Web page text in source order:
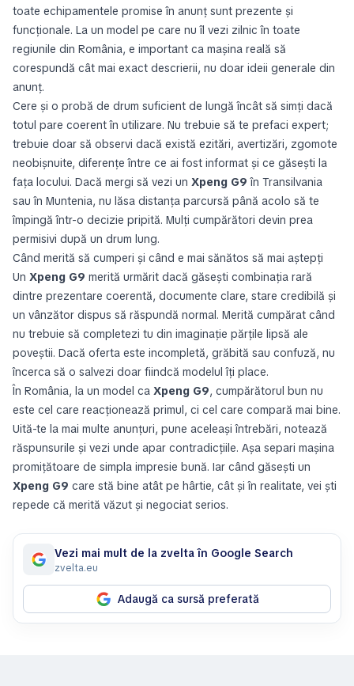
toate echipamentele promise în anunț sunt prezente și
funcționale. La un model pe care nu îl vezi zilnic în toate
regiunile din România, e important ca mașina reală să
corespundă cât mai exact descrierii, nu doar ideii generale din
anunț.
Cere și o probă de drum suficient de lungă încât să simți dacă
totul pare coerent în utilizare. Nu trebuie să te prefaci expert;
trebuie doar să observi dacă există ezitări, avertizări, zgomote
neobișnuite, diferențe între ce ai fost informat și ce găsești la
fața locului. Dacă mergi să vezi un Xpeng G9 în Transilvania
sau în Muntenia, nu lăsa distanța parcursă până acolo să te
împingă într-o decizie pripită. Mulți cumpărători devin prea
permisivi după un drum lung.
Când merită să cumperi și când e mai sănătos să mai aștepți
Un Xpeng G9 merită urmărit dacă găsești combinația rară
dintre prezentare coerentă, documente clare, stare credibilă și
un vânzător dispus să răspundă normal. Merită cumpărat când
nu trebuie să completezi tu din imaginație părțile lipsă ale
poveștii. Dacă oferta este incompletă, grăbită sau confuză, nu
încerca să o salvezi doar fiindcă modelul îți place.
În România, la un model ca Xpeng G9, cumpărătorul bun nu
este cel care reacționează primul, ci cel care compară mai bine.
Uită-te la mai multe anunțuri, pune aceleași întrebări, notează
răspunsurile și vezi unde apar contradicțiile. Așa separi mașina
promițătoare de simpla impresie bună. Iar când găsești un
Xpeng G9 care stă bine atât pe hârtie, cât și în realitate, vei ști
repede că merită văzut și negociat serios.
Vezi mai mult de la zvelta în Google Search
zvelta.eu
Adaugă ca sursă preferată